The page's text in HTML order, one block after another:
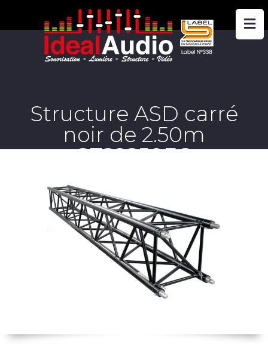
Structure ASD carré
noir de 2.50m
SZ29250FC